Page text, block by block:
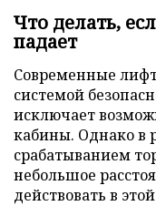
Что делать,
падает
Современные
системой
исключает
кабины. Однако в
срабатыванием
небольшое
действовать в